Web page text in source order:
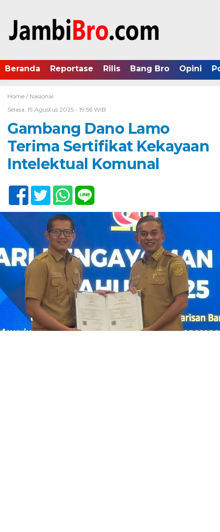
Beranda Reportase Rilis Bang Bro Opini
Home / Nasional
Selasa, 19 Agustus 2025 - 19:56 WIB
Gambang Dano Lamo
Terima Sertifikat Kekayaan
Intelektual Komunal